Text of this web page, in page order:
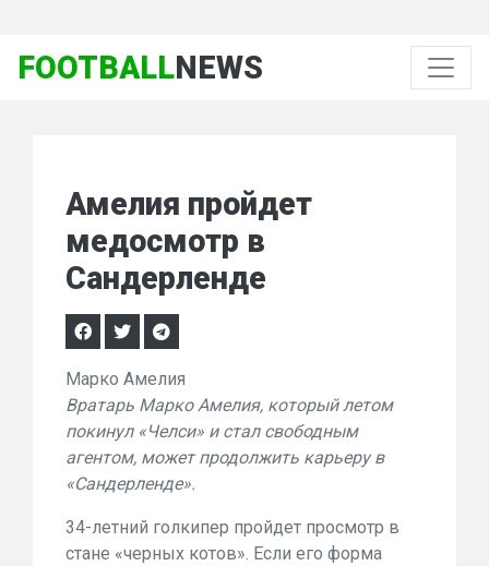
FOOTBALLNEWS
Амелия пройдет
медосмотр в
Сандерленде
Марко Амелия
Вратарь Марко Амелия, который летом
покинул «Челси» и стал свободным
агентом, может продолжить карьеру в
«Сандерленде».
34-летний голкипер пройдет просмотр в
стане «черных котов». Если его форма